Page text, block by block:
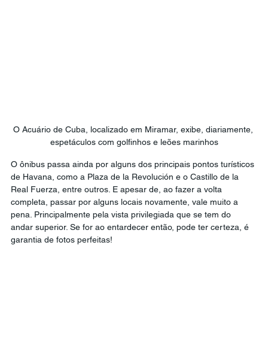
O Acuário de Cuba, localizado em Miramar, exibe, diariamente,
espetáculos com golfinhos e leões marinhos
O ônibus passa ainda por alguns dos principais pontos turísticos
de Havana, como a Plaza de la Revolución e o Castillo de la
Real Fuerza, entre outros. E apesar de, ao fazer a volta
completa, passar por alguns locais novamente, vale muito a
pena. Principalmente pela vista privilegiada que se tem do
andar superior. Se for ao entardecer então, pode ter certeza, é
garantia de fotos perfeitas!